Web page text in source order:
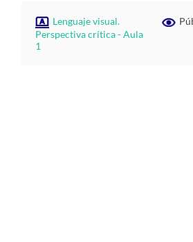
Lenguaje visual.
Perspectiva crítica - Aula
1